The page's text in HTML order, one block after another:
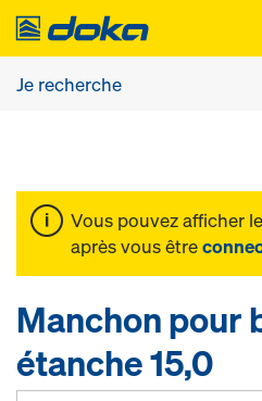
Vous pouvez afficher
après vous être
Manchon pour
étanche 15,0